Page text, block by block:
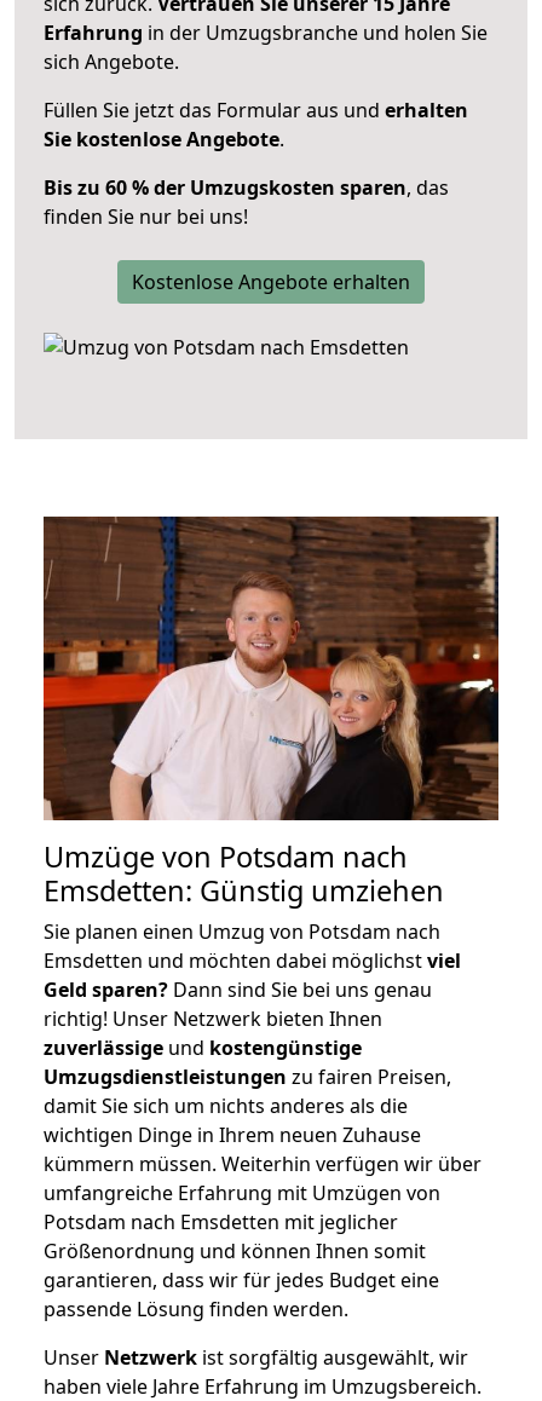
Erfahrung in der Umzugsbranche und holen Sie
sich Angebote.
Füllen Sie jetzt das Formular aus und erhalten
Sie kostenlose Angebote.
Bis zu 60 % der Umzugskosten sparen, das
finden Sie nur bei uns!
Kostenlose Angebote erhalten
Umzüge von Potsdam nach
Emsdetten: Günstig umziehen
Sie planen einen Umzug von Potsdam nach
Emsdetten und möchten dabei möglichstviel
Geld sparen? Dann sind Sie bei uns genau
richtig! Unser Netzwerk bieten Ihnen
zuverlässige und kostengünstige
Umzugsdienstleistungen zu fairen Preisen,
damit Sie sich um nichts anderes als die
wichtigen Dinge in Ihrem neuen Zuhause
kümmern müssen. Weiterhin verfügen wir über
umfangreiche Erfahrung mit Umzügen von
Potsdam nach Emsdetten mit jeglicher
Größenordnung und können Ihnen somit
garantieren, dass wir für jedes Budget eine
passende Lösung finden werden.
Unser Netzwerk ist sorgfältig ausgewählt, wir
haben viele Jahre Erfahrung im Umzugsbereich.